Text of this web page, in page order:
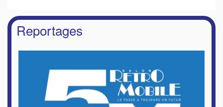
Reportages